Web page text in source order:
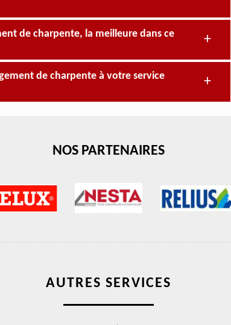
de charpente, la meilleure dans ce
de charpente à votre service
NOS PARTENAIRES
AUTRES SERVICES